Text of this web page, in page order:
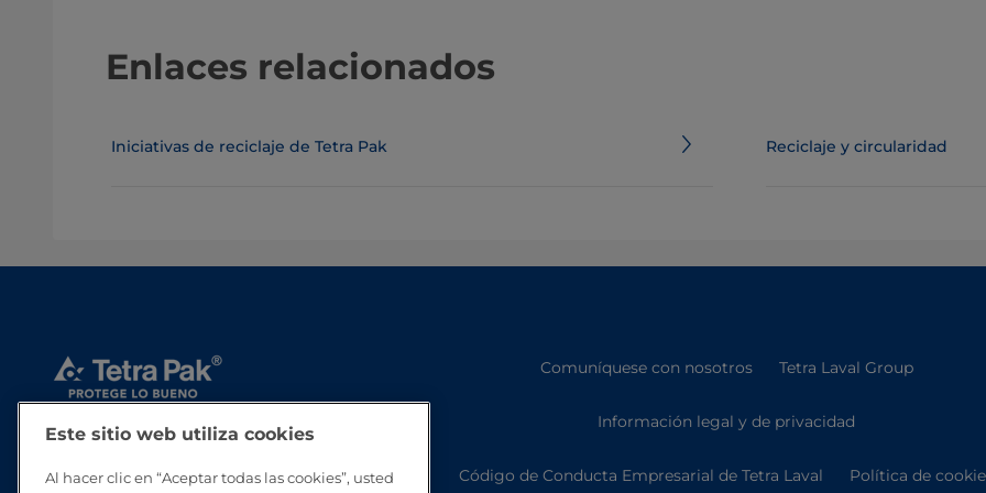
Enlaces relacionados
Iniciativas de reciclaje de Tetra Pak Reciclaje y circularidad
Comuníquese con nosotros Tetra Laval Group
Información legal y de privacidad
Código de Conducta Empresarial de Tetra Laval Política de
Este sitio web utiliza cookies
Al hacer clic en “Aceptar todas las cookies”, usted